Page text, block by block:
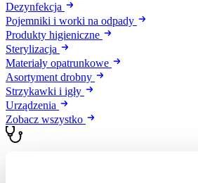
Dezynfekcja
Pojemniki i worki na odpady
Produkty higieniczne
Sterylizacja
Materiały opatrunkowe
Asortyment drobny
Strzykawki i igły
Urządzenia
Zobacz wszystko